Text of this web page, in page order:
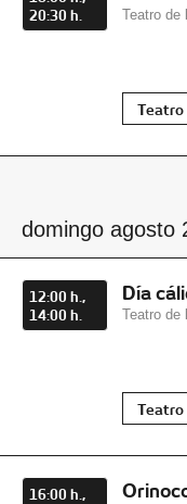
20:30 h.
Teatro
Teatro
domingo agosto
12:00 h.,
14:00 h.
Día
Teatro
Teatro
16:00 h.,